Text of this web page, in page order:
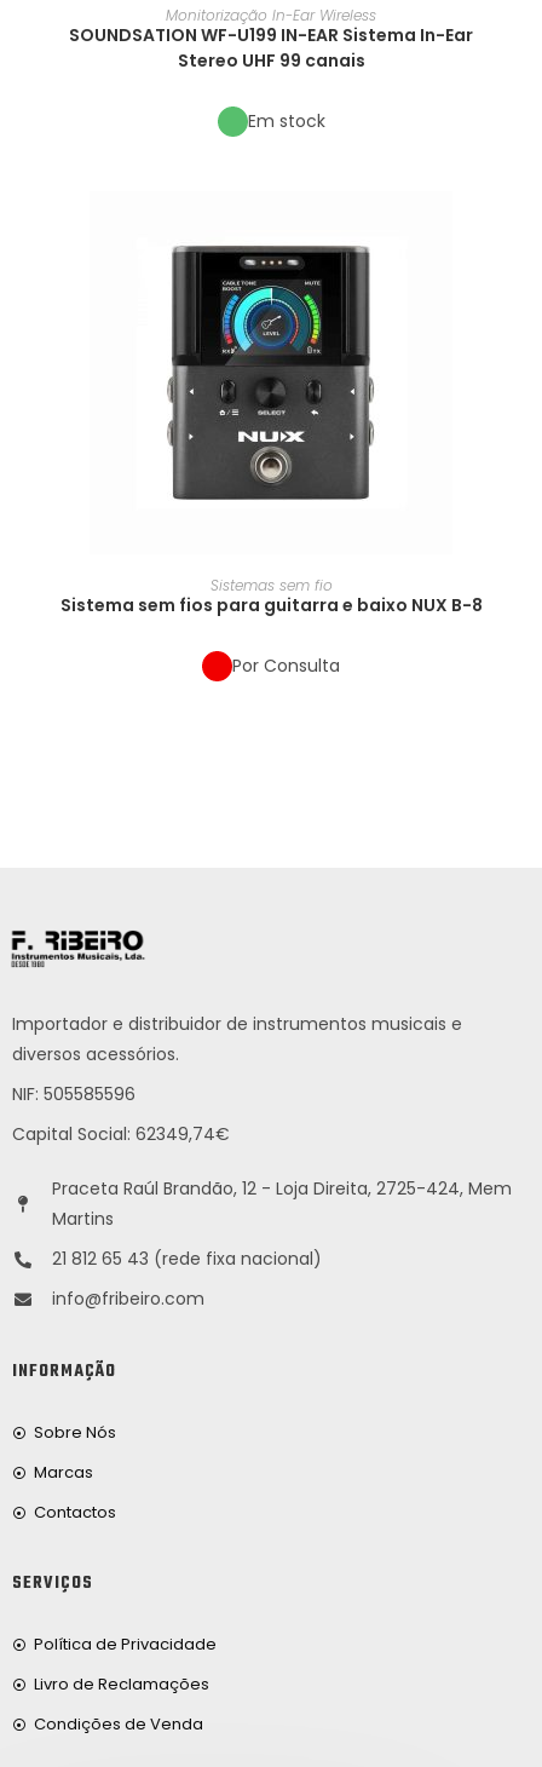
Monitorização In-Ear Wireless
SOUNDSATION WF-U199 IN-EAR Sistema In-Ear
Stereo UHF 99 canais
Em stock
Sistemas sem fio
Sistema sem fios para guitarra e baixo NUX B-8
Por Consulta
Importador e distribuidor de instrumentos musicais e
diversos acessórios.
NIF: 505585596
Capital Social: 62349,74€
Praceta Raúl Brandão, 12 - Loja Direita, 2725-424, Mem
Martins
21 812 65 43 (rede fixa nacional)
info@fribeiro.com
INFORMAÇÃO
Sobre Nós
Marcas
Contactos
SERVIÇOS
Política de Privacidade
Livro de Reclamações
Condições de Venda